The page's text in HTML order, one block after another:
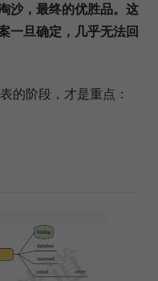
沙，最终的优胜品。这
一旦确定，几乎无法回
的阶段，才是重点：